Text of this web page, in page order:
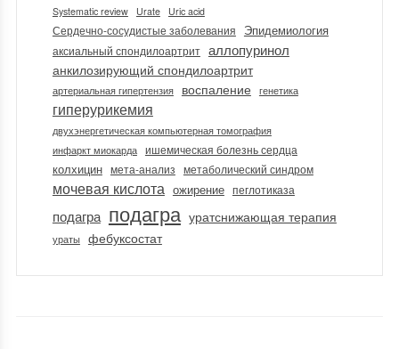
Systematic review
Urate Uric acid
Сердечно-сосудистые заболевания Эпидемиология
аксиальный спондилоартрит аллопуринол
анкилозирующий спондилоартрит
артериальная гипертензия воспаление генетика
гиперурикемия
двухэнергетическая компьютерная томография
инфаркт миокарда
ишемическая болезнь сердца
колхицин мета-анализ метаболический синдром
мочевая кислота ожирение пеглотиказа
по­даг­ра подагра уратснижающая терапия
ураты фебуксостат